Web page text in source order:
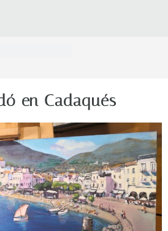
en Cadaqués